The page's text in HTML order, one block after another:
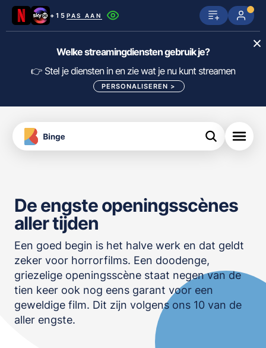
+15 PAS AAN
Netflix SkyShowtime Prime Video
Disney+ Videoland HBO Max
Viaplay Apple TV
meJane Canal+
FILTER FILMS EN SERIES OP MIJN
ALLES/NIETS SELECTEREN
OPSLAAN
Welke streamingdiensten gebruik je?
👉 Stel je diensten in en zie wat je nu kunt streamen
PERSONALISEREN >
Download
de
App
De engste openingsscènes
aller tijden
Een goed begin is het halve werk en dat geldt
zeker voor horrorfilms. Een doodenge,
griezelige openingsscène staat negen van de
tien keer ook nog eens garant voor een
geweldige film. Dit zijn volgens ons 10 van de
aller engste.
Scream
Film • Horror • 1u 46m • 1996 • IMDb 7.4